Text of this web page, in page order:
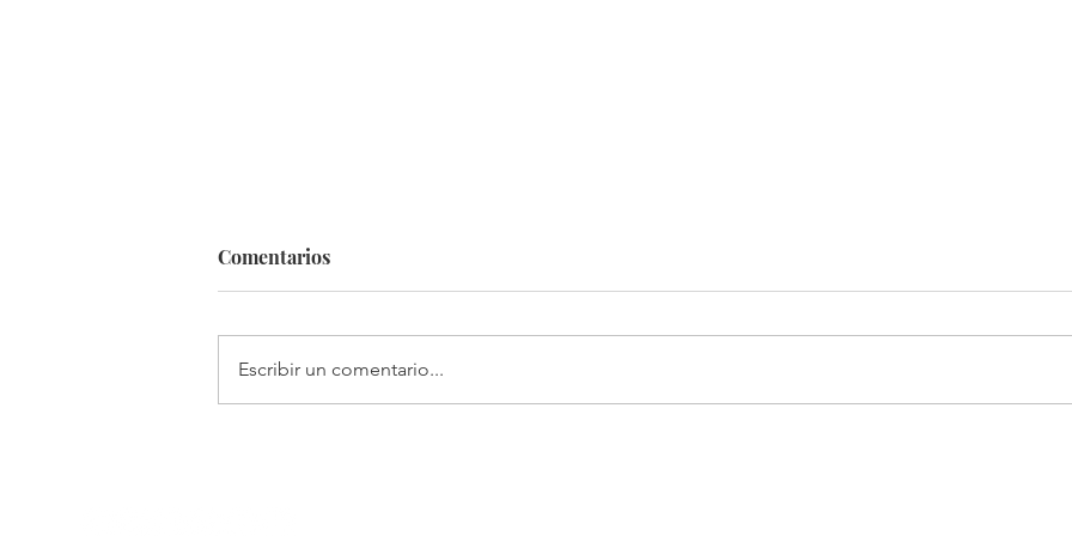
La Capacidad de Amar
Comentarios
Escribir un comentario...